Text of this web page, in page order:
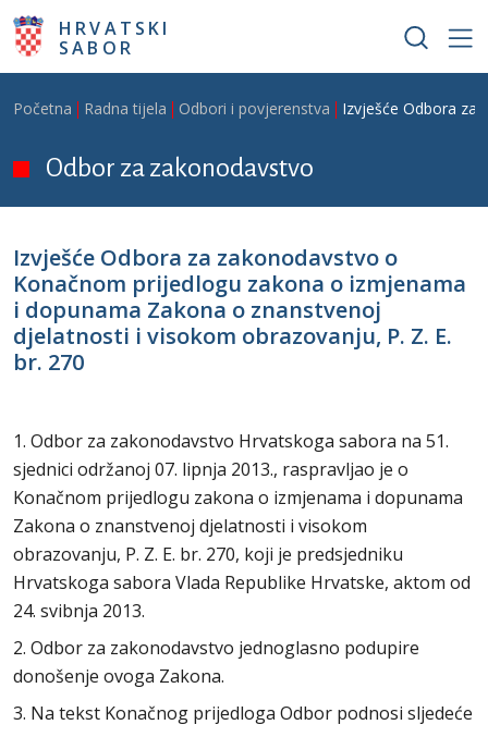
Skoči na glavni sadržaj
HRVATSKI
SABOR
Breadcrumb
Početna Radna tijela Odbori i povjerenstva Izvješće Odbora za
Odbor za zakonodavstvo
Izvješće Odbora za zakonodavstvo o
Konačnom prijedlogu zakona o izmjenama
i dopunama Zakona o znanstvenoj
djelatnosti i visokom obrazovanju, P. Z. E.
br. 270
1. Odbor za zakonodavstvo Hrvatskoga sabora na 51.
sjednici održanoj 07. lipnja 2013., raspravljao je o
Konačnom prijedlogu zakona o izmjenama i dopunama
Zakona o znanstvenoj djelatnosti i visokom
obrazovanju, P. Z. E. br. 270, koji je predsjedniku
Hrvatskoga sabora Vlada Republike Hrvatske, aktom od
24. svibnja 2013.
2. Odbor za zakonodavstvo jednoglasno podupire
donošenje ovoga Zakona.
3. Na tekst Konačnog prijedloga Odbor podnosi sljedeće